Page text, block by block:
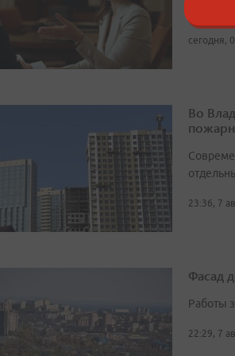
сегодня,
Во
23:36, 7
Фасад
Работы
22:29, 7